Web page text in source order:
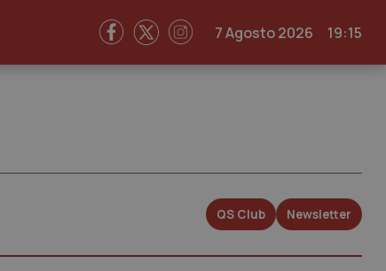
7 Agosto 2026 19:15
QS Club Newsletter